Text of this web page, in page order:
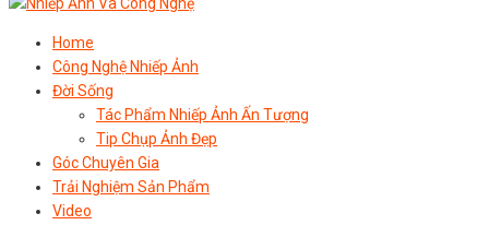
Home
Công Nghệ Nhiếp Ảnh
Đời Sống
Tác Phẩm Nhiếp Ảnh Ấn Tượng
Tip Chụp Ảnh Đẹp
Góc Chuyên Gia
Trải Nghiệm Sản Phẩm
Video